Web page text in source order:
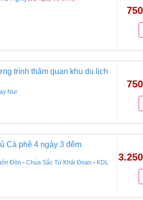
trình thăm quan khu du lịch
Nur
Cà phê 4 ngày 3 đêm
Đôn - Chùa Sắc Tứ Khải Đoan - KDL